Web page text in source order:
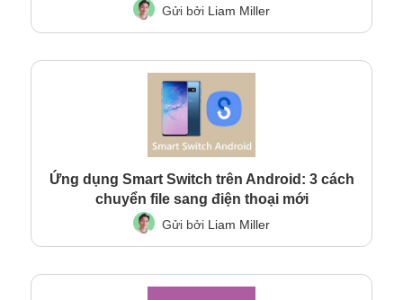
Gửi bởi Liam Miller
Ứng dụng Smart Switch trên Android: 3 cách
chuyển file sang điện thoại mới
Gửi bởi Liam Miller